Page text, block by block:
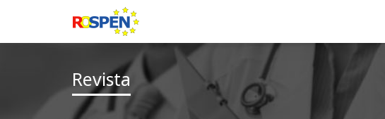
Revista